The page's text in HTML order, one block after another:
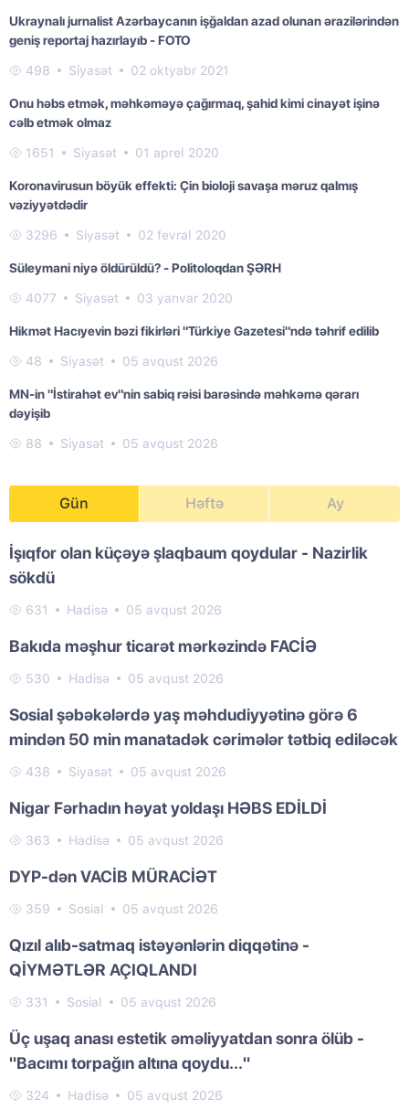
Ukraynalı jurnalist Azərbaycanın işğaldan azad olunan ərazilərindən
geniş reportaj hazırlayıb - FOTO
498 Siyasət 02 oktyabr 2021
Onu həbs etmək, məhkəməyə çağırmaq, şahid kimi cinayət işinə
cəlb etmək olmaz
1651 Siyasət 01 aprel 2020
Koronavirusun böyük effekti: Çin bioloji savaşa məruz qalmış
vəziyyətdədir
3296 Siyasət 02 fevral 2020
Süleymani niyə öldürüldü? - Politoloqdan ŞƏRH
4077 Siyasət 03 yanvar 2020
Hikmət Hacıyevin bəzi fikirləri "Türkiye Gazetesi"ndə təhrif edilib
48 Siyasət 05 avqust 2026
MN-in "İstirahət ev"nin sabiq rəisi barəsində məhkəmə qərarı
dəyişib
88 Siyasət 05 avqust 2026
Gün Həftə Ay
İşıqfor olan küçəyə şlaqbaum qoydular - Nazirlik
sökdü
631 Hadisə 05 avqust 2026
Bakıda məşhur ticarət mərkəzində FACİƏ
530 Hadisə 05 avqust 2026
Sosial şəbəkələrdə yaş məhdudiyyətinə görə 6
mindən 50 min manatadək cərimələr tətbiq ediləcək
438 Siyasət 05 avqust 2026
Nigar Fərhadın həyat yoldaşı HƏBS EDİLDİ
363 Hadisə 05 avqust 2026
DYP-dən VACİB MÜRACİƏT
359 Sosial 05 avqust 2026
Qızıl alıb-satmaq istəyənlərin diqqətinə -
QİYMƏTLƏR AÇIQLANDI
331 Sosial 05 avqust 2026
Üç uşaq anası estetik əməliyyatdan sonra ölüb -
"Bacımı torpağın altına qoydu..."
324 Hadisə 05 avqust 2026